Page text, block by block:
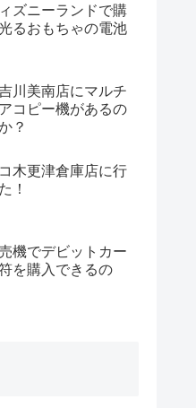
ズニーランドで購
るおもちゃの電池
川美南店にマルチ
コピー機があるの
？
木更津倉庫店に行
！
機でデビットカー
を購入できるの